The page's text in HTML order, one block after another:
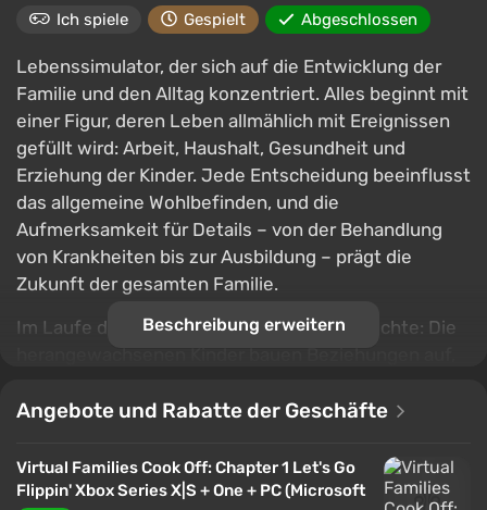
Ich spiele Gespielt Abgeschlossen
Lebenssimulator, der sich auf die Entwicklung der
Familie und den Alltag konzentriert. Alles beginnt mit
einer Figur, deren Leben allmählich mit Ereignissen
gefüllt wird: Arbeit, Haushalt, Gesundheit und
Erziehung der Kinder. Jede Entscheidung beeinflusst
das allgemeine Wohlbefinden, und die
Aufmerksamkeit für Details – von der Behandlung
von Krankheiten bis zur Ausbildung – prägt die
Zukunft der gesamten Familie.
Im Laufe der Zeit erweitert sich die Geschichte: Die
während das Haus an neue Generationen übergeht.
Leben, in dem jede Generation ihren eigenen
Eindruck hinterlässt.
Beschreibung erweitern
Angebote und Rabatte der Geschäfte
Virtual Families Cook Off: Chapter 1 Let's Go
Flippin' Xbox Series X|S + One + PC (Microsoft